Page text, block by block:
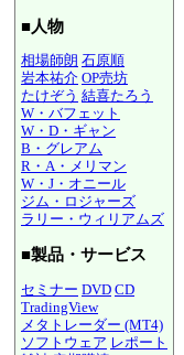
■人物
相場師朗 石原順
岩本祐介 OP売坊
たけぞう 結喜たろう
W・バフェット
W・D・ギャン
B・グレアム
R・A・メリマン
W・J・オニール
ジム・ロジャーズ
ラリー・ウィリアムズ
■製品・サービス
セミナー DVD CD
TradingView
メタトレーダー (MT4)
ソフトウェア レポート